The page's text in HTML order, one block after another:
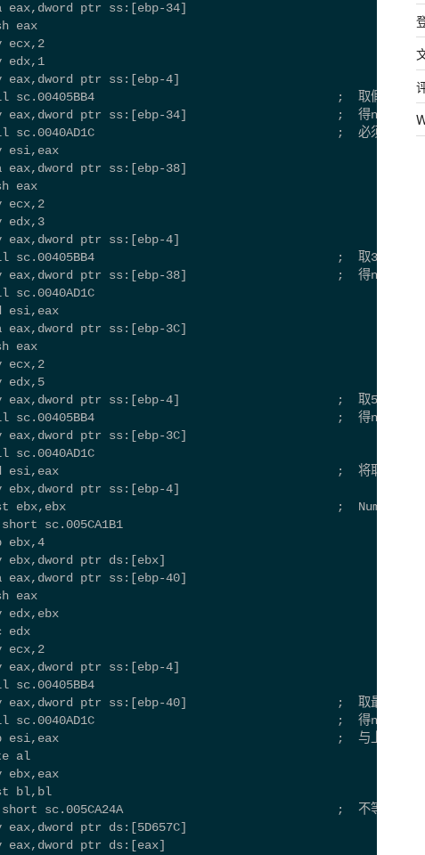
eax,dword ptr ss:[ebp-34]
eax
ecx,2
edx,1
eax,dword ptr ss:[ebp-4]
;  取假码前2位
eax,dword ptr ss:[ebp-34]                     ;  得num1
sc.0040AD1C                                  ;  必须是数字
esi,eax
eax,dword ptr ss:[ebp-38]
eax
ecx,2
edx,3
eax,dword ptr ss:[ebp-4]
;  取3、4位
eax,dword ptr ss:[ebp-38]                     ;  得num2
sc.0040AD1C
esi,eax
eax,dword ptr ss:[ebp-3C]
eax
ecx,2
edx,5
eax,dword ptr ss:[ebp-4]                      ;  取5、6位
;  得num3
eax,dword ptr ss:[ebp-3C]
sc.0040AD1C
;  将取得3个值
ebx,dword ptr ss:[ebp-4]
;
short sc.005CA1B1
ebx,4
ebx,dword ptr ds:[ebx]
eax,dword ptr ss:[ebp-40]
eax
edx,ebx
edx
ecx,2
eax,dword ptr ss:[ebp-4]
sc.00405BB4
eax,dword ptr ss:[ebp-40]                     ;  取最后2位
;  得num4
;  与上面前6位
al
ebx,eax
bl,bl
sc.005CA24A                              ;  不等则跳出
eax,dword ptr ds:[5D657C]
eax,dword ptr ds:[eax]